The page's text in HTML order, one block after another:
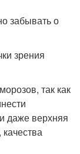
забывать о
зрения
так как
даже верхняя